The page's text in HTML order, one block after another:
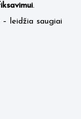
.
leidžia saugiai